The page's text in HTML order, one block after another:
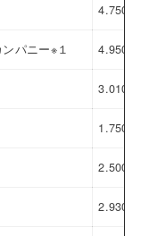
4.750%
パニー※１ 4.950%
3.010%
1.750%
2.500%
2.930%